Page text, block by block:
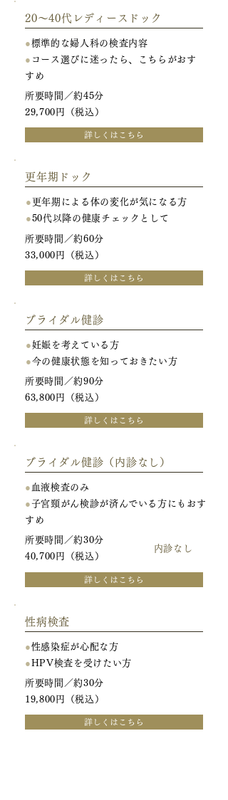
20～40代レディースドック
●標準的な婦人科の検査内容
● コース選びに迷ったら、こちらがおす
すめ
所要時間／約45分
29,700円（税込）
詳しくはこちら
更年期ドック
● 更年期による体の変化が気になる方
●50代以降の健康チェックとして
所要時間／約60分
33,000円（税込）
詳しくはこちら
ブライダル健診
●妊娠を考えている方
●今の健康状態を知っておきたい方
所要時間／約90分
63,800円（税込）
詳しくはこちら
ブライダル健診（内診なし）
● 血液検査のみ
● 子宮頸がん検診が済んでいる方にもおす
すめ
所要時間／約30分
40,700円（税込）
内診なし
詳しくはこちら
性病検査
●性感染症が心配な方
●HPV検査を受けたい方
所要時間／約30分
19,800円（税込）
詳しくはこちら